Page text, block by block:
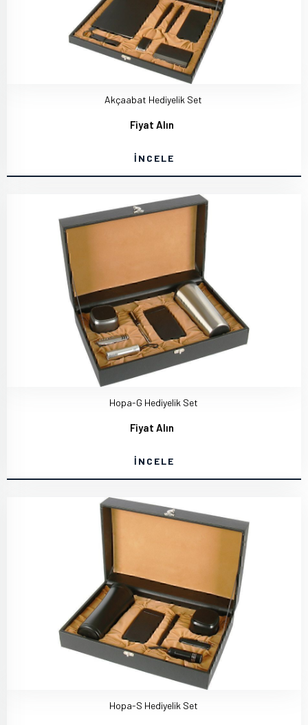
Akçaabat Hediyelik Set
Fiyat Alın
İNCELE
Hopa-G Hediyelik Set
Fiyat Alın
İNCELE
Hopa-S Hediyelik Set